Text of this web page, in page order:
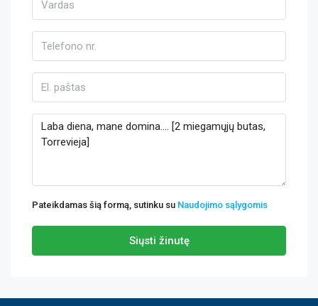
Pateikdamas šią formą, sutinku su Naudojimo sąlygomis
Siųsti žinutę